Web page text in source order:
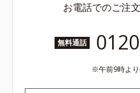
お電話でのご注
無料通話
午前9時よ